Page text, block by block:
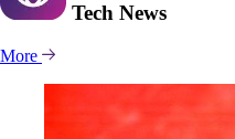
Tech News
More